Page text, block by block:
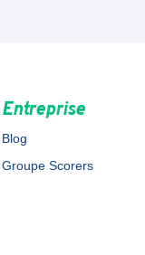
Entreprise
Blog
Groupe Scorers